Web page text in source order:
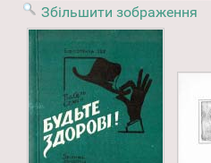
Збільшити зображення